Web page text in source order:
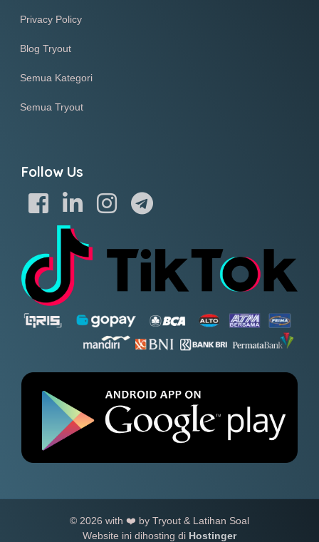
Privacy Policy
Blog Tryout
Semua Kategori
Semua Tryout
Follow Us
© 2026 with ❤️ by Tryout & Latihan Soal
Website ini dihosting di Hostinger